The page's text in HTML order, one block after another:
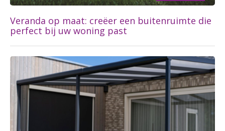
Veranda op maat: creëer een buitenruimte die
perfect bij uw woning past